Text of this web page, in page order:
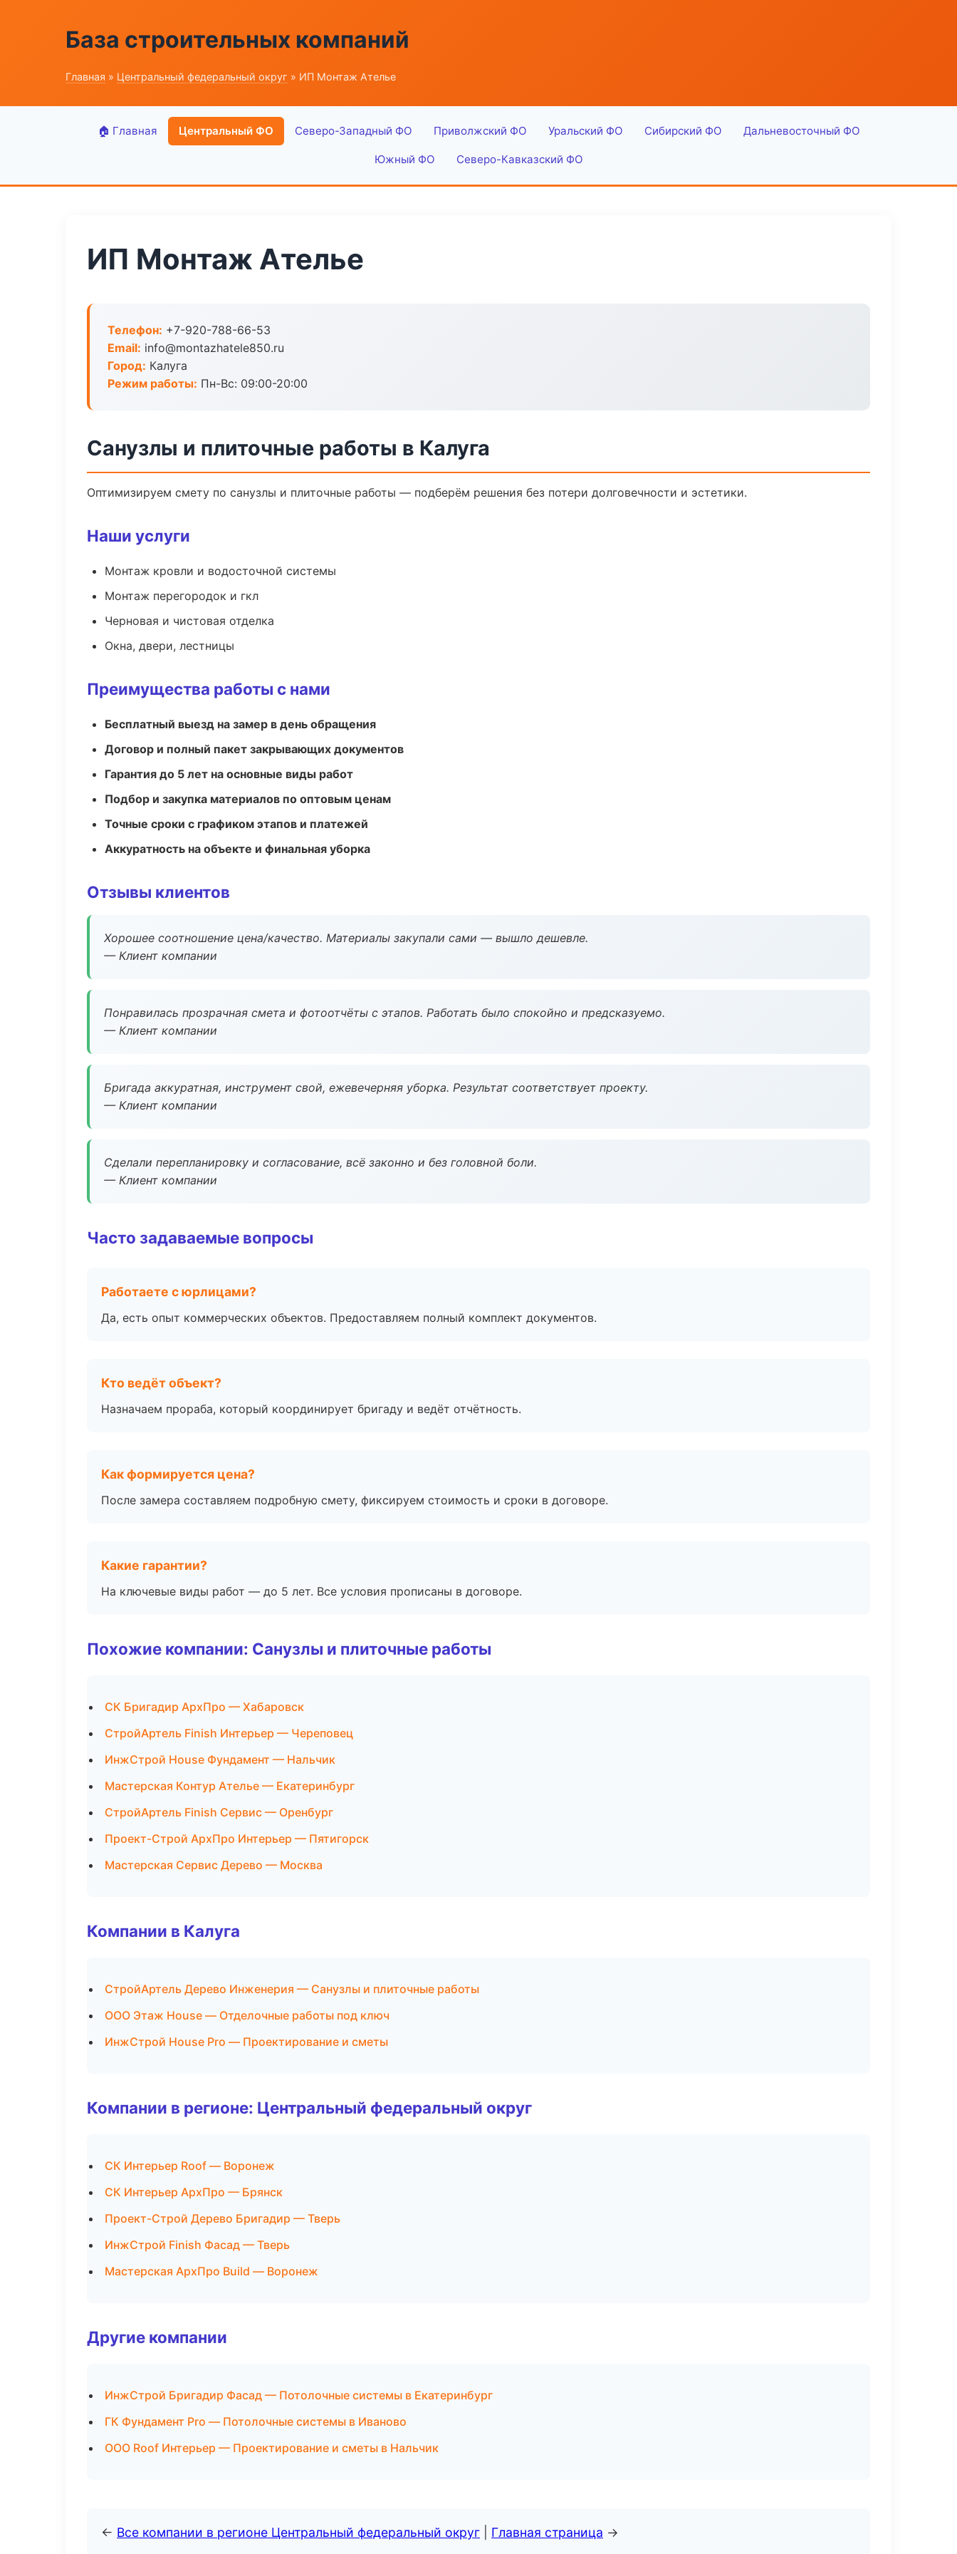
База строительных компаний
Главная » Центральный федеральный округ » ИП Монтаж Ателье
🏠 Главная Центральный ФО Северо-Западный ФО Приволжский ФО Уральский ФО Сибирский ФО Дальневосточный ФО
Южный ФО Северо-Кавказский ФО
ИП Монтаж Ателье
Телефон: +7-920-788-66-53
Email: info@montazhatele850.ru
Город: Калуга
Режим работы: Пн-Вс: 09:00-20:00
Санузлы и плиточные работы в Калуга
Оптимизируем смету по санузлы и плиточные работы — подберём решения без потери долговечности и эстетики.
Наши услуги
Монтаж кровли и водосточной системы
Монтаж перегородок и гкл
Черновая и чистовая отделка
Окна, двери, лестницы
Преимущества работы с нами
Бесплатный выезд на замер в день обращения
Договор и полный пакет закрывающих документов
Гарантия до 5 лет на основные виды работ
Подбор и закупка материалов по оптовым ценам
Точные сроки с графиком этапов и платежей
Аккуратность на объекте и финальная уборка
Отзывы клиентов
Хорошее соотношение цена/качество. Материалы закупали сами — вышло дешевле.
— Клиент компании
Понравилась прозрачная смета и фотоотчёты с этапов. Работать было спокойно и предсказуемо.
— Клиент компании
Бригада аккуратная, инструмент свой, ежевечерняя уборка. Результат соответствует проекту.
— Клиент компании
Сделали перепланировку и согласование, всё законно и без головной боли.
— Клиент компании
Часто задаваемые вопросы
Работаете с юрлицами?
Да, есть опыт коммерческих объектов. Предоставляем полный комплект документов.
Кто ведёт объект?
Назначаем прораба, который координирует бригаду и ведёт отчётность.
Как формируется цена?
После замера составляем подробную смету, фиксируем стоимость и сроки в договоре.
Какие гарантии?
На ключевые виды работ — до 5 лет. Все условия прописаны в договоре.
Похожие компании: Санузлы и плиточные работы
СК Бригадир АрхПро — Хабаровск
СтройАртель Finish Интерьер — Череповец
ИнжСтрой House Фундамент — Нальчик
Мастерская Контур Ателье — Екатеринбург
СтройАртель Finish Сервис — Оренбург
Проект-Строй АрхПро Интерьер — Пятигорск
Мастерская Сервис Дерево — Москва
Компании в Калуга
СтройАртель Дерево Инженерия — Санузлы и плиточные работы
ООО Этаж House — Отделочные работы под ключ
ИнжСтрой House Pro — Проектирование и сметы
Компании в регионе: Центральный федеральный округ
СК Интерьер Roof — Воронеж
СК Интерьер АрхПро — Брянск
Проект-Строй Дерево Бригадир — Тверь
ИнжСтрой Finish Фасад — Тверь
Мастерская АрхПро Build — Воронеж
Другие компании
ИнжСтрой Бригадир Фасад — Потолочные системы в Екатеринбург
ГК Фундамент Pro — Потолочные системы в Иваново
ООО Roof Интерьер — Проектирование и сметы в Нальчик
← Все компании в регионе Центральный федеральный округ Главная страница →